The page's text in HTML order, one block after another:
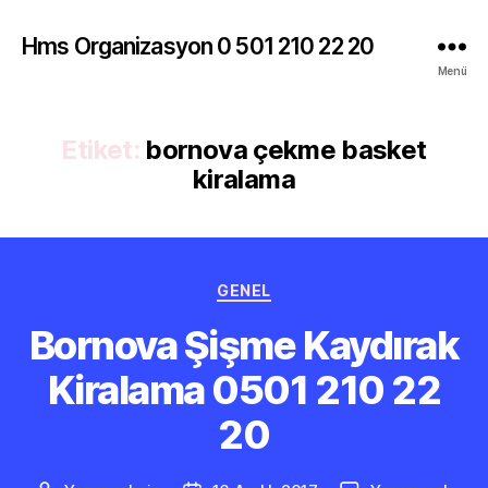
Hms Organizasyon 0 501 210 22 20
Menü
Etiket: bornova çekme basket
kiralama
Kategoriler
GENEL
Bornova Şişme Kaydırak
Kiralama 0501 210 22
20